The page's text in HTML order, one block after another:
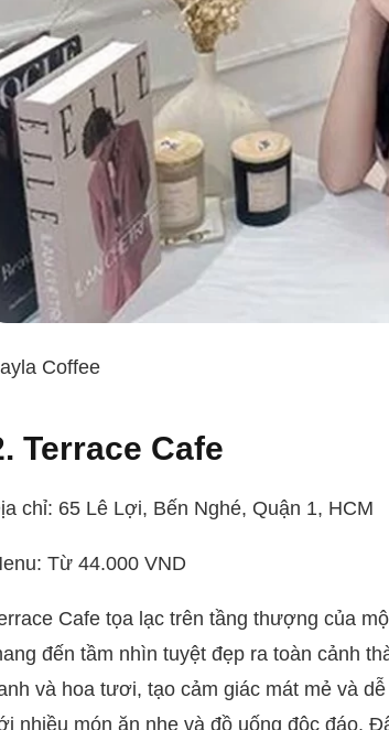
Coffee
Terrace Cafe
chỉ: 65 Lê Lợi, Bến Nghé, Quận 1, HCM
Từ 44.000 VND
Cafe tọa lạc trên tầng thượng của
đến tầm nhìn tuyệt đẹp ra toàn cảnh
và hoa tươi, tạo cảm giác mát mẻ và
nhiều món ăn nhẹ và đồ uống độc đáo.